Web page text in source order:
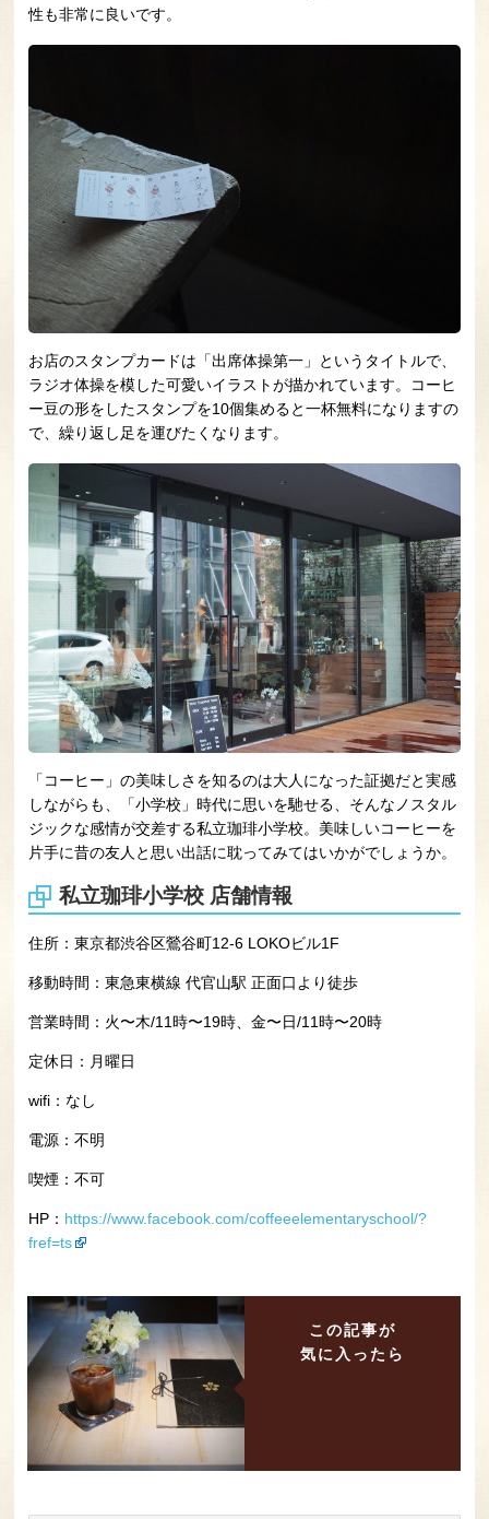
性も非常に良いです。
お店のスタンプカードは「出席体操第一」というタイトルで、
ラジオ体操を模した可愛いイラストが描かれています。コーヒ
ー豆の形をしたスタンプを10個集めると一杯無料になりますの
で、繰り返し足を運びたくなります。
「コーヒー」の美味しさを知るのは大人になった証拠だと実感
しながらも、「小学校」時代に思いを馳せる、そんなノスタル
ジックな感情が交差する私立珈琲小学校。美味しいコーヒーを
片手に昔の友人と思い出話に耽ってみてはいかがでしょうか。
私立珈琲小学校 店舗情報
住所： 東京都渋谷区鶯谷町12-6 LOKOビル1F
移動時間： 東急東横線 代官山駅 正面口より徒歩
営業時間： 火〜木/11時〜19時、金〜日/11時〜20時
定休日： 月曜日
wifi：なし
電源：不明
喫煙：不可
HP： https://www.facebook.com/coffeeelementaryschool/?
fref=ts
この記事が
気に入ったら